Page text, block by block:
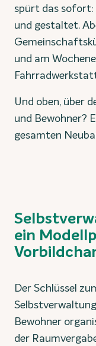
spürt das
und gestaltet.
und am
Und oben, über
und Bewohner?
gesamten
ein
Der Schlüssel
Bewohner
der